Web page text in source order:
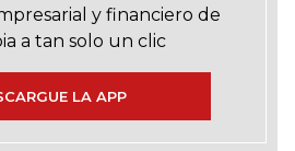
y financiero de
a tan solo un clic
LA APP